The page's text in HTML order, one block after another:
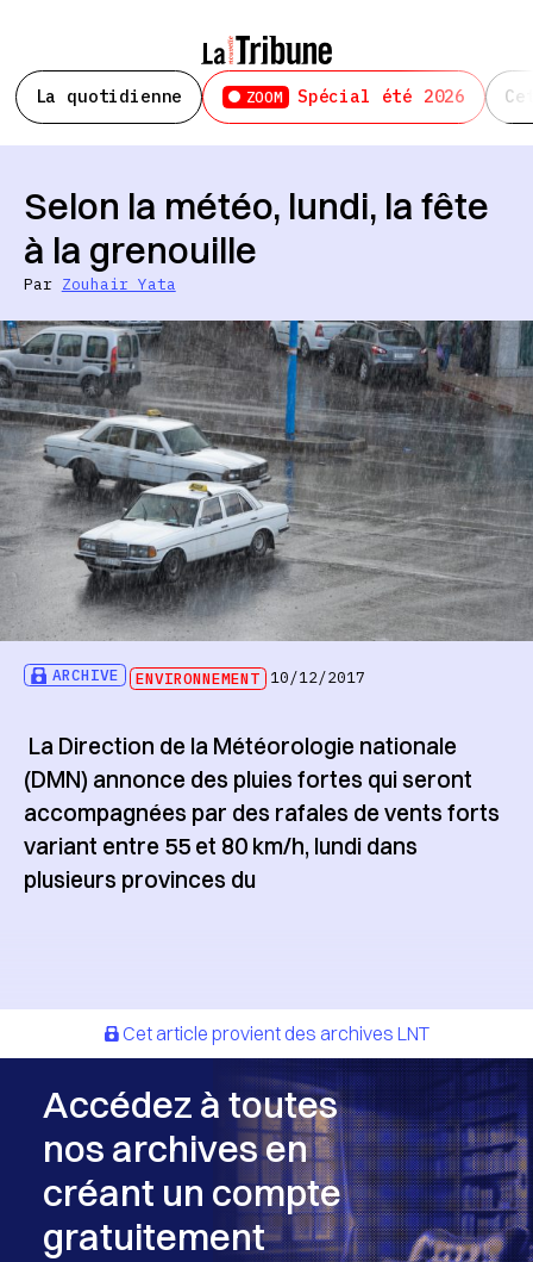
La quotidienne ZOOM Spécial été 2026
ARCHIVE ENVIRONNEMENT 10/12/2017
Selon la météo, lundi, la fête
à la grenouille
Par Zouhair Yata
La Direction de la Météorologie nationale
(DMN) annonce des pluies fortes qui seront
accompagnées par des rafales de vents forts
variant entre 55 et 80 km/h, lundi dans
plusieurs provinces du
Cet article provient des archives LNT
Accédez à toutes
nos archives en
créant un compte
gratuitement